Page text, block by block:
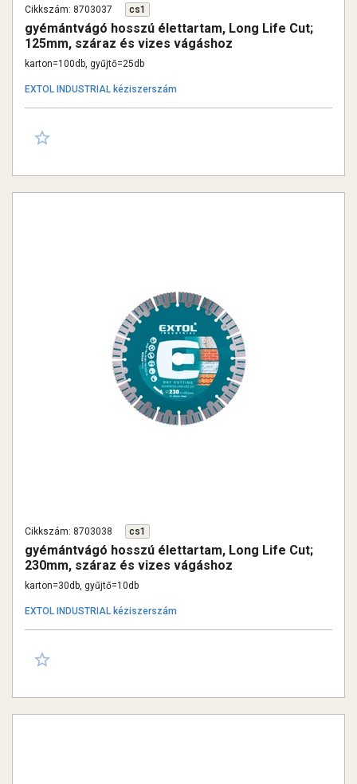
Cikkszám: 8703037 cs1
gyémántvágó hosszú élettartam, Long Life Cut;
125mm, száraz és vizes vágáshoz
karton=100db, gyűjtő=25db
EXTOL INDUSTRIAL kéziszerszám
Cikkszám: 8703038 cs1
gyémántvágó hosszú élettartam, Long Life Cut;
230mm, száraz és vizes vágáshoz
karton=30db, gyűjtő=10db
EXTOL INDUSTRIAL kéziszerszám